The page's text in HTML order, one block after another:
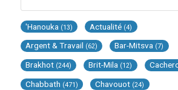
'Hanouka (13) Actualité (4)
Argent & Travail (62) Bar-Mitsva (7)
Brakhot (244) Brit-Mila (12)
Chabbath (471) Chavouot (24)